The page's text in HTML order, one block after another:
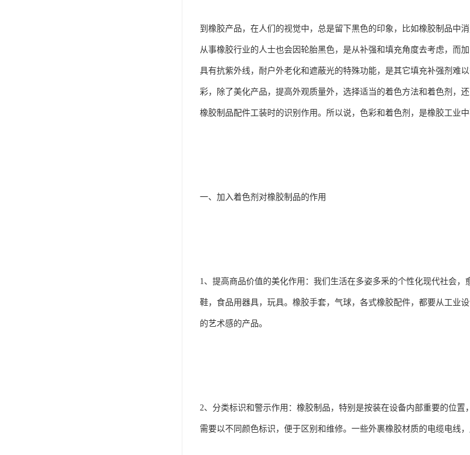
到橡胶产品，在人们的视觉中，总是留下黒色的印象，比如橡胶制品中
从事橡胶行业的人士也会因轮胎黑色，是从补强和填充角度去考虑，而
具有抗紫外线，耐户外老化和遮蔽光的特殊功能，是其它填充补强剂难
彩，除了美化产品，提高外观质量外，选择适当的着色方法和着色剂，
橡胶制品配件工装时的识别作用。所以说，色彩和着色剂，是橡胶工业中
一、加入着色剂对橡胶制品的作用
1、提高商品价值的美化作用：我们生活在多姿多釆的个性化现代社会
鞋，食品用器具，玩具。橡胶手套，气球，各式橡胶配件，都要从工业
的艺术感的产品。
2、分类标识和警示作用：橡胶制品，特别是按装在设备内部重要的位
需要以不同颜色标识，便于区别和维修。一些外裹橡胶材质的电缆电线